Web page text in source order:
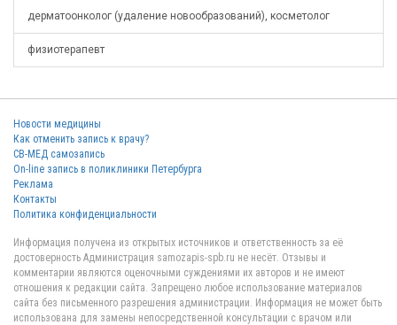
дерматоонколог (удаление новообразований), косметолог
физиотерапевт
Новости медицины
Как отменить запись к врачу?
СВ-МЕД самозапись
On-line запись в поликлиники Петербурга
Реклама
Контакты
Политика конфиденциальности
Информация получена из открытых источников и ответственность за её
достоверность Администрация samozapis-spb.ru не несёт. Отзывы и
комментарии являются оценочными суждениями их авторов и не имеют
отношения к редакции сайта. Запрещено любое использование материалов
сайта без письменного разрешения администрации. Информация не может быть
использована для замены непосредственной консультации с врачом или